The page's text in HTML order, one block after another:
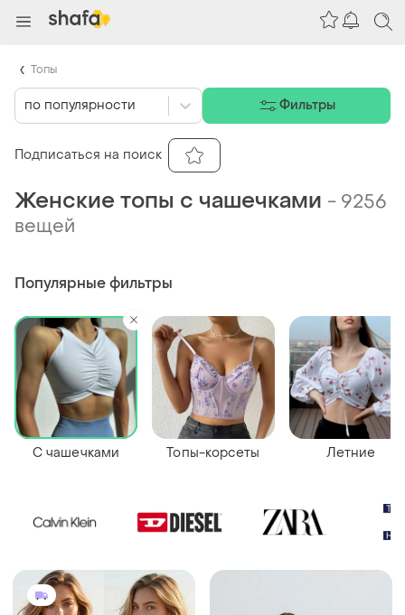
Женские топы с чашечками - 9256
вещей
Популярные фильтры
С чашечками Топы-корсеты Летние
по популярности Фильтры
Подписаться на поиск
Топы